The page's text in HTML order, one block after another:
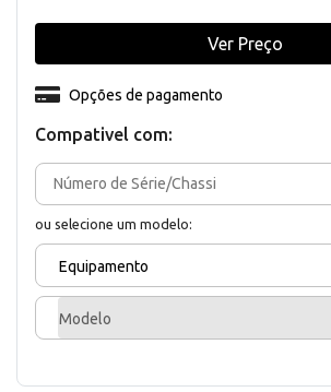
Compativel com:
ou selecione um modelo:
Equipamento
Modelo
Opções de pagamento
Ver Preço